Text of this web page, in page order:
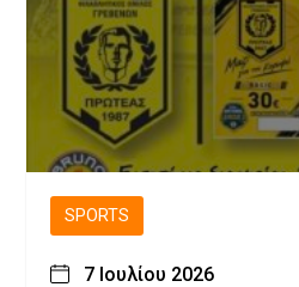
SPORTS
7 Ιουλίου 2026